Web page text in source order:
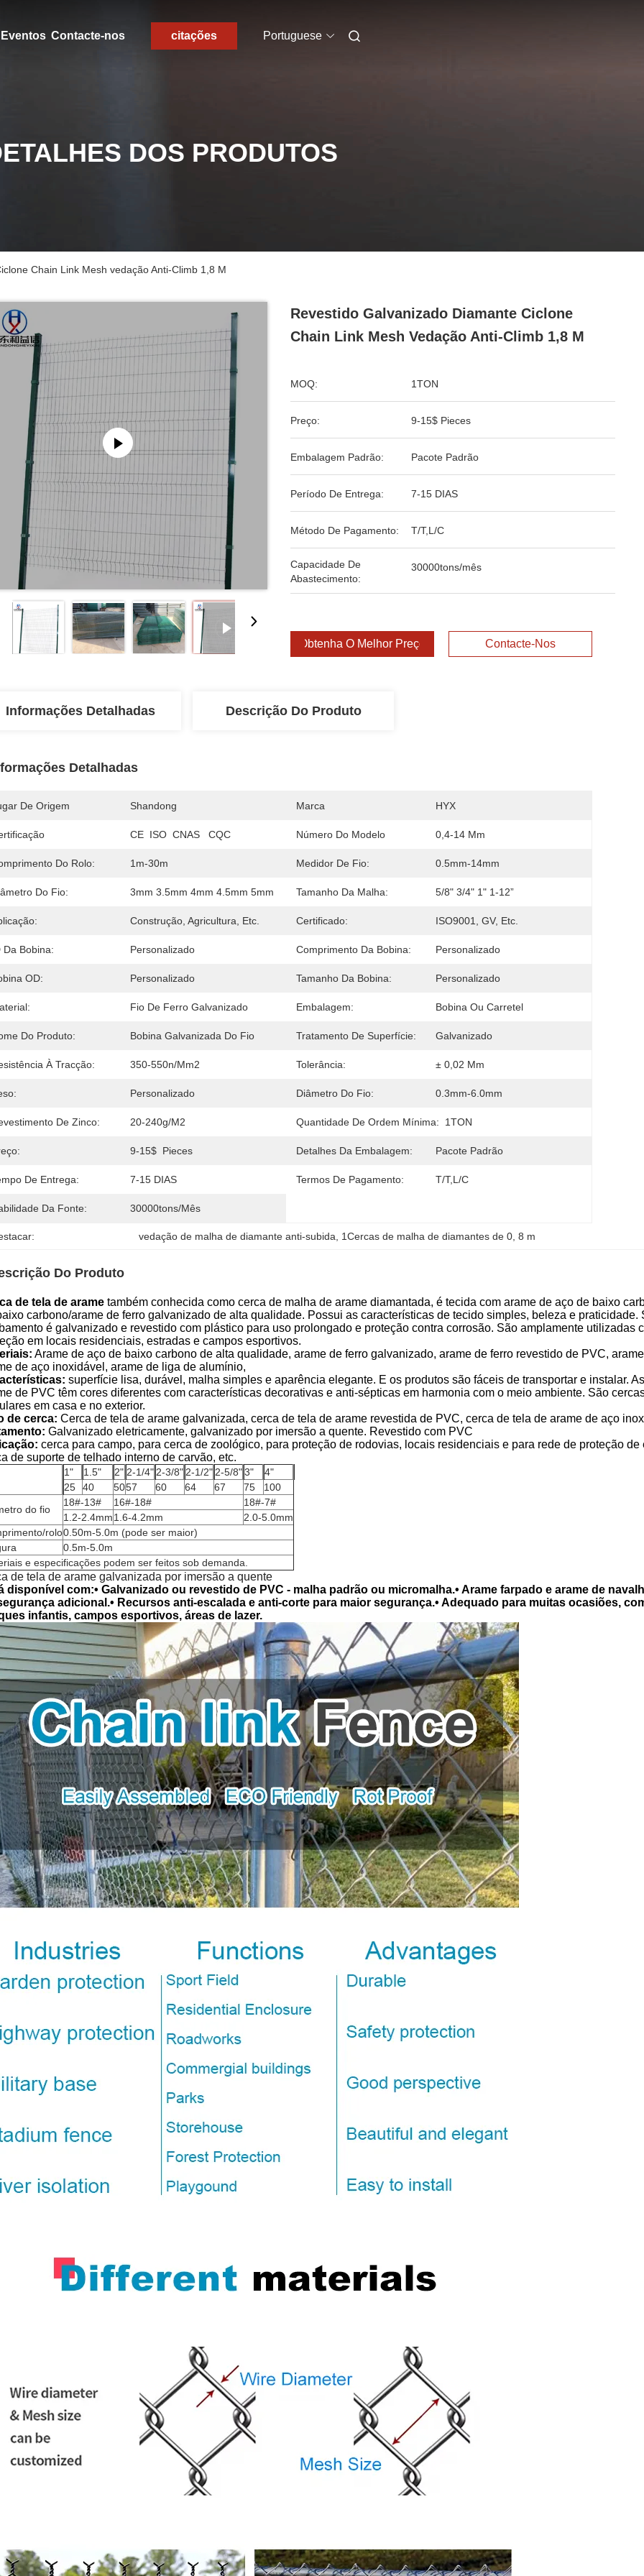
Eventos Contacte-nos citações Portuguese
DOS PRODUTOS
Chain Link Mesh vedação Anti-Climb 1,8 M
Revestido Galvanizado Diamante Ciclone
Chain Link Mesh Vedação Anti-Climb 1,8 M
MOQ: 1TON
Preço: 9-15$ Pieces
Embalagem Padrão: Pacote Padrão
Período De Entrega: 7-15 DIAS
Método De Pagamento: T/T,L/C
Capacidade De
Abastecimento:
30000tons/mês
Obtenha O Melhor Preço Contacte-Nos
Informações Detalhadas Descrição Do Produto
Detalhadas
De Origem Shandong Marca HYX
CE  ISO  CNAS   CQC Número Do Modelo 0,4-14 Mm
Do Rolo: 1m-30m Medidor De Fio: 0.5mm-14mm
Do Fio: 3mm 3.5mm 4mm 4.5mm 5mm Tamanho Da Malha: 5/8" 3/4" 1" 1-12”
Construção, Agricultura, Etc. Certificado: ISO9001, GV, Etc.
Da Bobina: Personalizado Comprimento Da Bobina: Personalizado
OD: Personalizado Tamanho Da Bobina: Personalizado
Fio De Ferro Galvanizado Embalagem: Bobina Ou Carretel
Do Produto: Bobina Galvanizada Do Fio Tratamento De Superfície: Galvanizado
À Tracção: 350-550n/mm2 Tolerância: ± 0,02 Mm
Personalizado Diâmetro Do Fio: 0.3mm-6.0mm
De Zinco: 20-240g/m2 Quantidade De Ordem Mínima: 1TON
9-15$  Pieces Detalhes Da Embalagem: Pacote Padrão
De Entrega: 7-15 DIAS Termos De Pagamento: T/T,L/C
Da Fonte: 30000tons/mês
vedação de malha de diamante anti-subida 1Cercas de malha de diamantes de 0, 8 m
Do Produto
de tela de arame também conhecida como cerca de malha de arame diamantada, é tecida com arame de aço de baixo
carbono/arame de ferro galvanizado de alta qualidade. Possui as características de tecido simples, beleza e praticidade.
é galvanizado e revestido com plástico para uso prolongado e proteção contra corrosão. São amplamente utilizadas
em locais residenciais, estradas e campos esportivos.
Arame de aço de baixo carbono de alta qualidade, arame de ferro galvanizado, arame de ferro revestido de PVC,
de aço inoxidável, arame de liga de alumínio,
superfície lisa, durável, malha simples e aparência elegante. E os produtos são fáceis de transportar e instalar.
de PVC têm cores diferentes com características decorativas e anti-sépticas em harmonia com o meio ambiente. São
em casa e no exterior.
de cerca: Cerca de tela de arame galvanizada, cerca de tela de arame revestida de PVC, cerca de tela de arame de aço
Galvanizado eletricamente, galvanizado por imersão a quente. Revestido com PVC
cerca para campo, para cerca de zoológico, para proteção de rodovias, locais residenciais e para rede de proteção de
de suporte de telhado interno de carvão, etc.
1" 1.5" 2" 2-1/4" 2-3/8" 2-1/2" 2-5/8"3"
4"
25
40 5057 60 64 67 75
100
do fio
18#-13# 16#-18#
18#-7#
1.2-2.4mm1.6-4.2mm
2.0-5.0mm
rolo0.50m-5.0m (pode ser maior)
0.5m-5.0m
e especificações podem ser feitos sob demanda.
de tela de arame galvanizada por imersão a quente
disponível com:• Galvanizado ou revestido de PVC - malha padrão ou micromalha.• Arame farpado e arame de
adicional.• Recursos anti-escalada e anti-corte para maior segurança.• Adequado para muitas ocasiões,
infantis, campos esportivos, áreas de lazer.